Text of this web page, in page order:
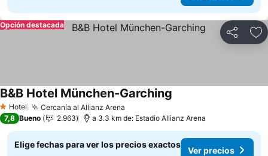
Compartir
Opción destacada
1 Estrellas
Hotel Cercanía al Allianz Arena
B&B Hotel München-Garching
7,8 Bueno 2.963 a 3.3 km de: Estadio Allianz Arena
Elige fechas para ver los precios exactos
Ver precios